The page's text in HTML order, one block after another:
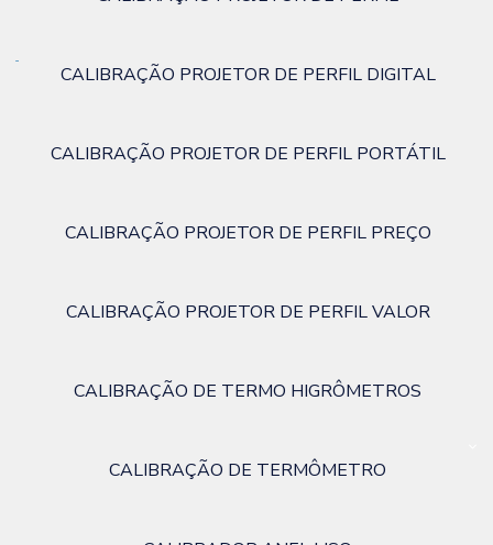
CALIBRAÇÃO PROJETOR DE PERFIL DIGITAL
CALIBRAÇÃO PROJETOR DE PERFIL PORTÁTIL
CALIBRAÇÃO PROJETOR DE PERFIL PREÇO
CALIBRAÇÃO PROJETOR DE PERFIL VALOR
CALIBRAÇÃO DE TERMO HIGRÔMETROS
CALIBRAÇÃO DE TERMÔMETRO